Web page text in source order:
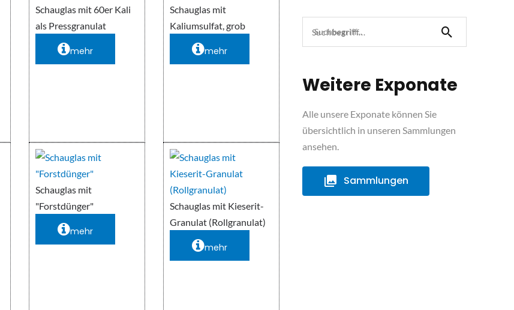
Schauglas mit 60er Kali
als Pressgranulat
mehr
Schauglas mit
Kaliumsulfat, grob
mehr
Schauglas mit
"Forstdünger"
mehr
Schauglas mit Kieserit-
Granulat (Rollgranulat)
mehr
Suchbegriff...
Weitere Exponate
Alle unsere Exponate können Sie
übersichtlich in unseren Sammlungen
ansehen.
Sammlungen